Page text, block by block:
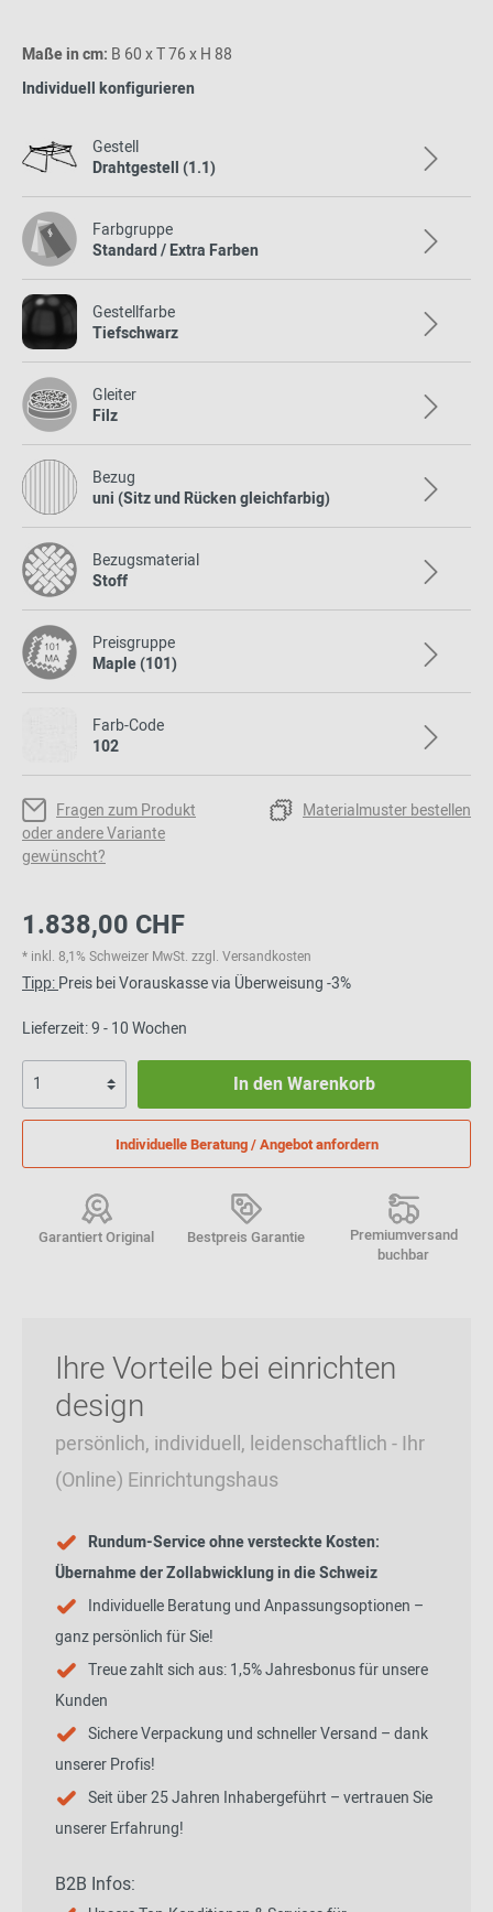
Maße in cm: B 60 x T 76 x H 88
Individuell konfigurieren
Gestell
Drahtgestell (1.1)
Farbgruppe
Standard / Extra Farben
Gestellfarbe
Tiefschwarz
Gleiter
Filz
Bezug
uni (Sitz und Rücken gleichfarbig)
Bezugsmaterial
Stoff
Preisgruppe
Maple (101)
Farb-Code
102
Fragen zum Produkt
oder andere Variante
gewünscht?
Materialmuster bestellen
1.838,00 CHF
* inkl. 8,1% Schweizer MwSt. zzgl. Versandkosten
Tipp:Preis bei Vorauskasse via Überweisung -3%
Lieferzeit: 9 - 10 Wochen
In den Warenkorb
Individuelle Beratung / Angebot anfordern
Garantiert Original Bestpreis Garantie
Premiumversand
buchbar
Ihre Vorteile bei einrichten
design
persönlich, individuell, leidenschaftlich - Ihr
(Online) Einrichtungshaus
Rundum-Service ohne versteckte Kosten:
Übernahme der Zollabwicklung in die Schweiz
Individuelle Beratung und Anpassungsoptionen –
ganz persönlich für Sie!
Treue zahlt sich aus: 1,5% Jahresbonus für unsere
Kunden
Sichere Verpackung und schneller Versand – dank
unserer Profis!
Seit über 25 Jahren Inhabergeführt – vertrauen Sie
unserer Erfahrung!
B2B Infos: